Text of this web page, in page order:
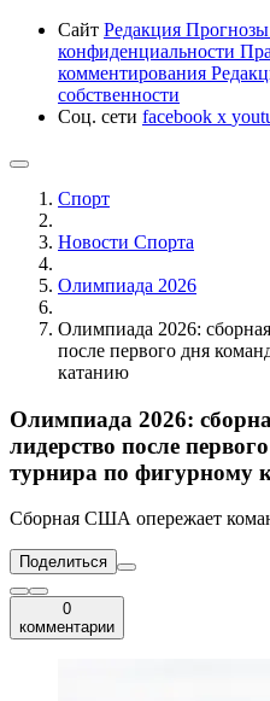
Сайт Редакция Прогнозы
конфиденциальности
комментирования
собственности
Соц. сети facebook x
Спорт
Новости Cпорта
Олимпиада 2026
Олимпиада 2026:
после первого дня
катанию
Олимпиада 2026:
лидерство после
турнира по фигурному
Сборная США опережает
Поделиться
0
комментарии